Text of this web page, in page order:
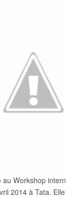
au Workshop
2014 à Tata.